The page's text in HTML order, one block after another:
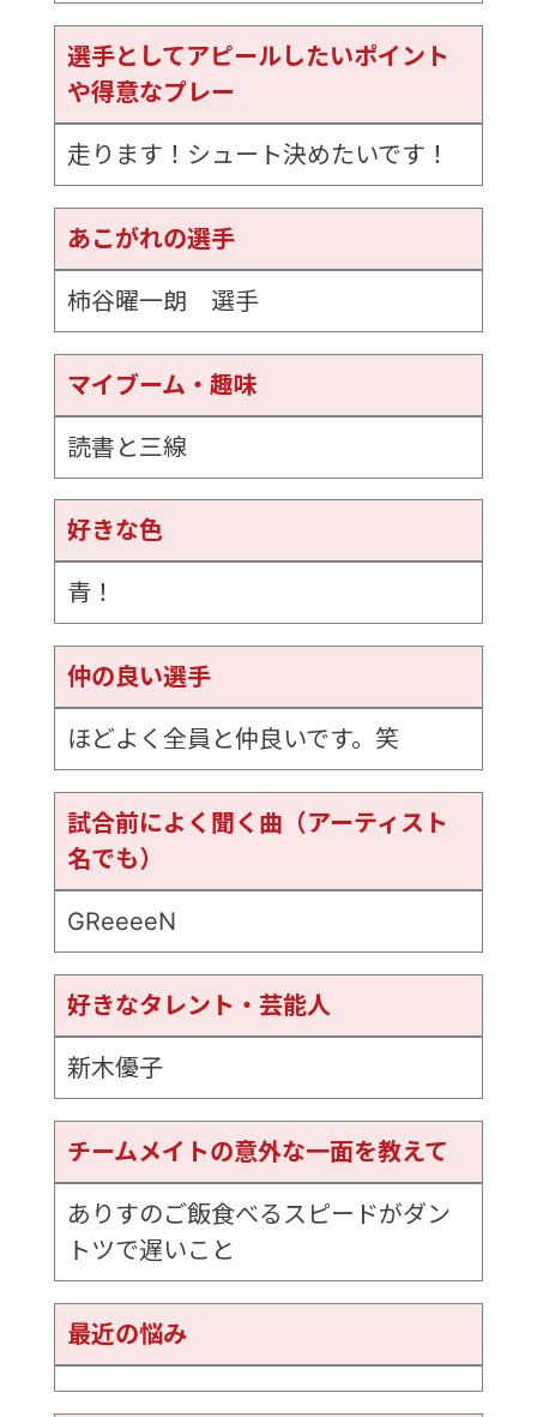
選手としてアピールしたいポイント
や得意なプレー
走ります！シュート決めたいです！
あこがれの選手
柿谷曜一朗 選手
マイブーム・趣味
読書と三線
好きな色
青！
仲の良い選手
ほどよく全員と仲良いです。笑
試合前によく聞く曲（アーティスト
名でも）
GReeeeN
好きなタレント・芸能人
新木優子
チームメイトの意外な一面を教えて
ありすのご飯食べるスピードがダン
トツで遅いこと
最近の悩み